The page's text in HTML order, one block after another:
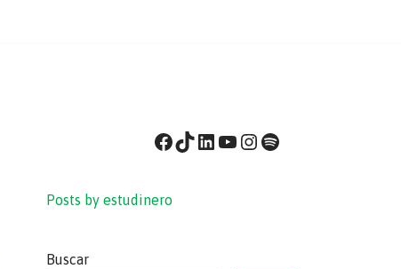
Posts by estudinero
Buscar